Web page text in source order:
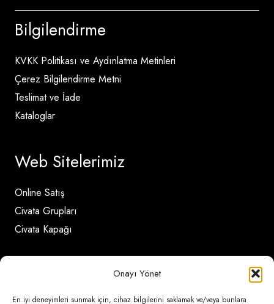
Onayı Yönet
En iyi deneyimleri sunmak için, cihaz bilgilerini saklamak ve/veya bunlara
Bilgilendirme
KVKK Politikası ve Aydınlatma Metinleri
Çerez Bilgilendirme Metni
Teslimat ve İade
Kataloglar
Web Sitelerimiz
Online Satış
Civata Grupları
Civata Kapağı
İletişim Detayları